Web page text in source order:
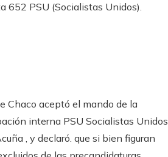
652 PSU (Socialistas Unidos).
Chaco aceptó el mando de la
interna PSU Socialistas Unidos
, y declaró. que si bien figuran